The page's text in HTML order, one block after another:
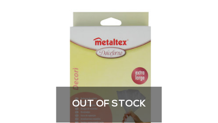
OUT OF STOCK